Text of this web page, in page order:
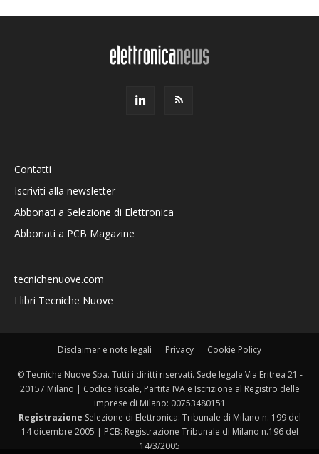
Contatti
Iscriviti alla newsletter
Abbonati a Selezione di Elettronica
Abbonati a PCB Magazine
tecnichenuove.com
I libri Tecniche Nuove
Disclaimer e note legali Privacy Cookie Policy
© Tecniche Nuove Spa. Tutti i diritti riservati. Sede legale Via Eritrea 21 -
20157 Milano | Codice fiscale, Partita IVA e Iscrizione al Registro delle
imprese di Milano: 00753480151
Registrazione Selezione di Elettronica: Tribunale di Milano n. 199 del
14 dicembre 2005 | PCB: Registrazione Tribunale di Milano n.196 del
14/3/2005